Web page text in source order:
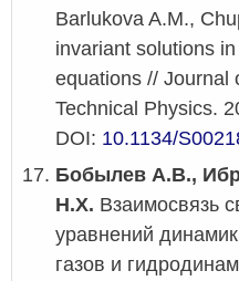
Barlukova A.M.,
invariant solutions
equations // Journal
Technical Physics.
DOI: 10.1134/
Бобылев А.В.,
Н.Х. Взаимосвязь
уравнений
газов и